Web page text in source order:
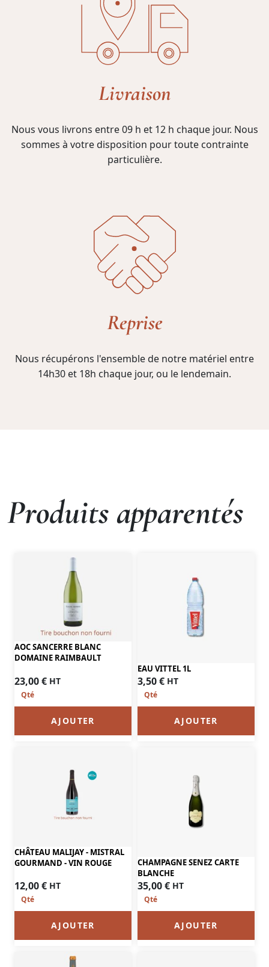
Livraison
Nous vous livrons entre 09 h et 12 h chaque jour. Nous
sommes à votre disposition pour toute contrainte
particulière.
Reprise
Nous récupérons l'ensemble de notre matériel entre
14h30 et 18h chaque jour, ou le lendemain.
Produits apparentés
AOC SANCERRE BLANC
DOMAINE RAIMBAULT
23,00€ HT
AJOUTER
EAU VITTEL 1L
3,50€ HT
AJOUTER
CHÂTEAU MALIJAY - MISTRAL
GOURMAND - VIN ROUGE
12,00€ HT
AJOUTER
CHAMPAGNE SENEZ CARTE
BLANCHE
35,00€ HT
AJOUTER